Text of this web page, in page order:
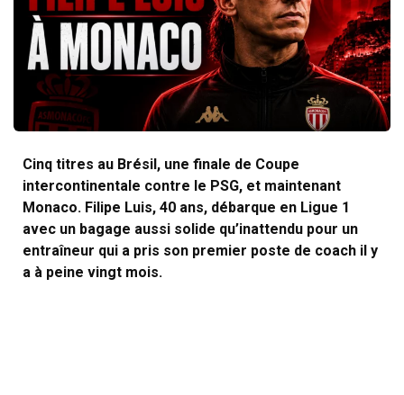
Cinq titres au Brésil, une finale de Coupe
intercontinentale contre le PSG, et maintenant
Monaco. Filipe Luis, 40 ans, débarque en Ligue 1
avec un bagage aussi solide qu’inattendu pour un
entraîneur qui a pris son premier poste de coach il y
a à peine vingt mois.